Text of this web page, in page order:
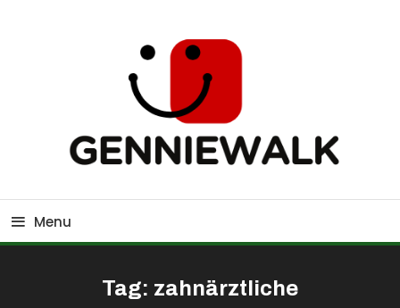
GennieWalk
Menu
Tag: zahnärztliche